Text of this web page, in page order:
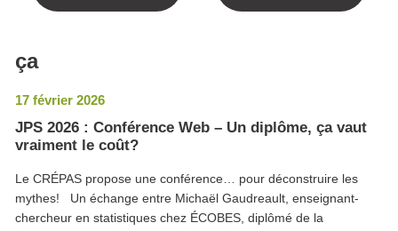
ça
17 février 2026
JPS 2026 : Conférence Web – Un diplôme, ça vaut
vraiment le coût?
Le CRÉPAS propose une conférence… pour déconstruire les
mythes! Un échange entre Michaël Gaudreault, enseignant-
chercheur en statistiques chez ÉCOBES, diplômé de la